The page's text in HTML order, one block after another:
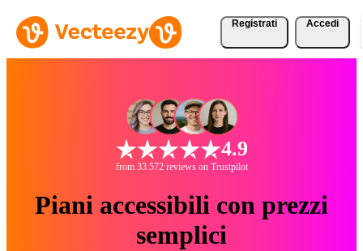
Registrati Accedi
4.9
from 33.572 reviews on Trustpilot
Piani accessibili con prezzi
semplici